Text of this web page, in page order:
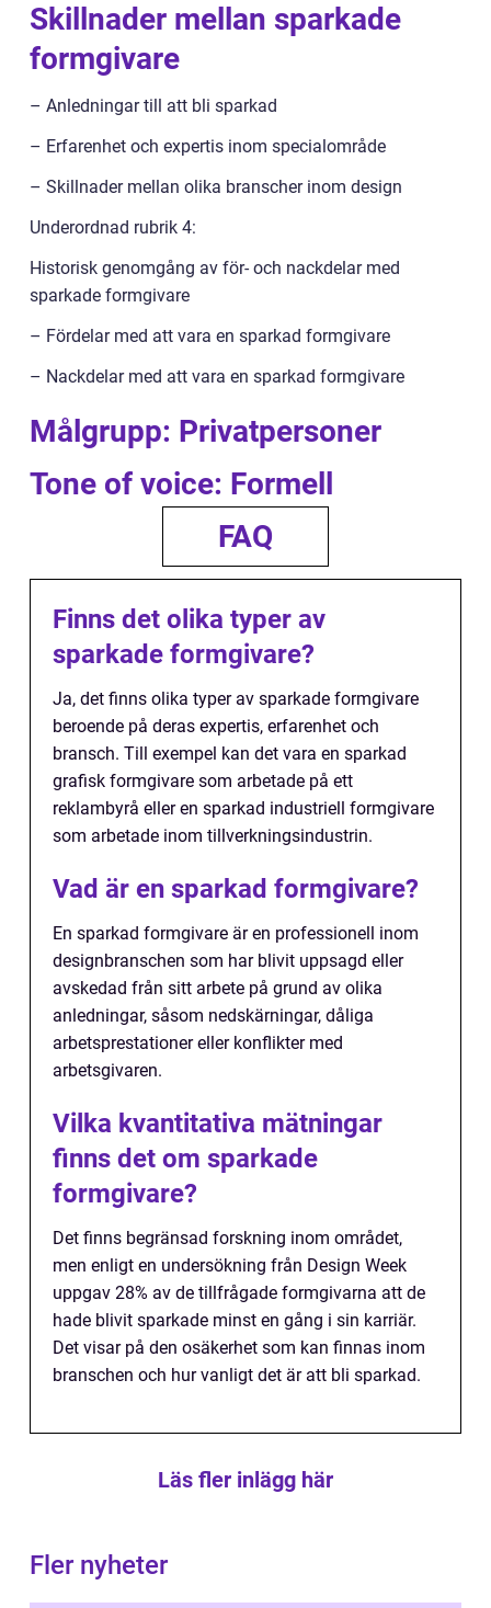
Skillnader mellan sparkade
formgivare
– Anledningar till att bli sparkad
– Erfarenhet och expertis inom specialområde
– Skillnader mellan olika branscher inom design
Underordnad rubrik 4:
Historisk genomgång av för- och nackdelar med
sparkade formgivare
– Fördelar med att vara en sparkad formgivare
– Nackdelar med att vara en sparkad formgivare
Målgrupp: Privatpersoner
Tone of voice: Formell
FAQ
Finns det olika typer av
sparkade formgivare?
Ja, det finns olika typer av sparkade formgivare
beroende på deras expertis, erfarenhet och
bransch. Till exempel kan det vara en sparkad
grafisk formgivare som arbetade på ett
reklambyrå eller en sparkad industriell formgivare
som arbetade inom tillverkningsindustrin.
Vad är en sparkad formgivare?
En sparkad formgivare är en professionell inom
designbranschen som har blivit uppsagd eller
avskedad från sitt arbete på grund av olika
anledningar, såsom nedskärningar, dåliga
arbetsprestationer eller konflikter med
arbetsgivaren.
Vilka kvantitativa mätningar
finns det om sparkade
formgivare?
Det finns begränsad forskning inom området,
men enligt en undersökning från Design Week
uppgav 28% av de tillfrågade formgivarna att de
hade blivit sparkade minst en gång i sin karriär.
Det visar på den osäkerhet som kan finnas inom
branschen och hur vanligt det är att bli sparkad.
Läs fler inlägg här
Fler nyheter